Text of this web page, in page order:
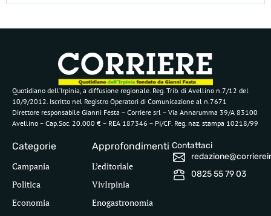
Quotidiano dell’Irpinia, a diffusione regionale. Reg. Trib. di Avellino n.7/12 del
10/9/2012. Iscritto nel Registro Operatori di Comunicazione al n.7671
Direttore responsabile Gianni Festa – Corriere srl – Via Annarumma 39/A 83100
Avellino – Cap.Soc. 20.000 € – REA 187346 – PI/CF. Reg. naz. stampa 10218/99
Categorie
Campania
Politica
Economia
Approfondimenti
L’editoriale
VivIrpinia
Enogastronomia
Contattaci
0825 55 79 03